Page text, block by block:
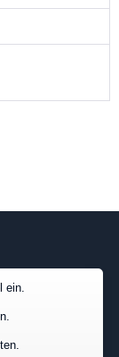
ein.